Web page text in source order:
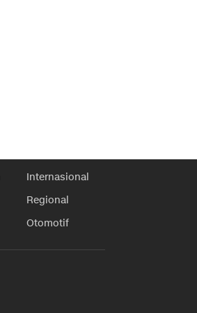
Internasional
Regional
Otomotif